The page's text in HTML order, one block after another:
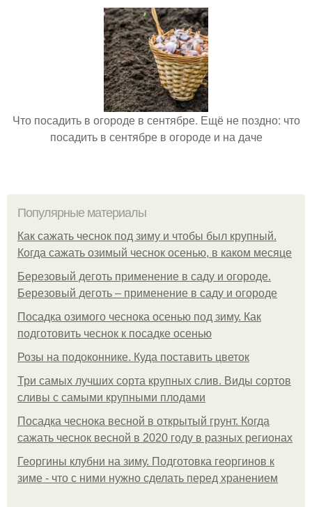
Что посадить в огороде в сентябре. Ещё не поздно: что
посадить в сентябре в огороде и на даче
Популярные материалы
Как сажать чеснок под зиму и чтобы был крупный.
Когда сажать озимый чеснок осенью, в каком месяце
Березовый деготь применение в саду и огороде.
Березовый деготь – применение в саду и огороде
Посадка озимого чеснока осенью под зиму. Как
подготовить чеснок к посадке осенью
Розы на подоконнике. Куда поставить цветок
Три самых лучших сорта крупных слив. Виды сортов
сливы с самыми крупными плодами
Посадка чеснока весной в открытый грунт. Когда
сажать чеснок весной в 2020 году в разных регионах
Георгины клубни на зиму. Подготовка георгинов к
зиме - что с ними нужно сделать перед хранением